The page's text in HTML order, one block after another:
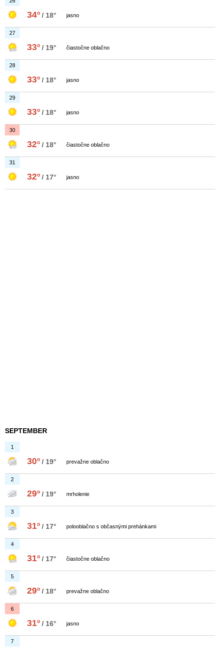
34°/ 18° jasno
27
33°/ 19° čiastočne oblačno
28
33°/ 18° jasno
29
33°/ 18° jasno
30
32°/ 18° čiastočne oblačno
31
32°/ 17° jasno
SEPTEMBER
1
30°/ 19° prevažne oblačno
2
29°/ 19° mrholenie
3
31°/ 17° polooblačno s občasnými prehánkami
4
31°/ 17° čiastočne oblačno
5
29°/ 18° prevažne oblačno
6
31°/ 16° jasno
7